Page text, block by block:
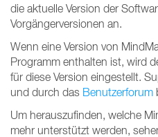
die aktuelle Version der
Vorgängerversionen an.
Wenn eine Version von
Programm enthalten ist, wird
für diese Version eingestellt.
und durch das Benutzerforum
Um herauszufinden, welche
mehr unterstützt werden,